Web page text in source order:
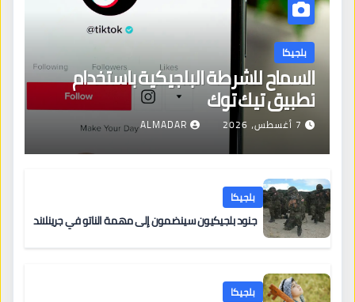
بلجيكا
السماح للشرطة البلجيكية باستخدام
تطبيق تيك توك
7 أغسطس، 2026 ALMADAR
بلجيكا
جنود بلجيكيون سينضمون إلى مهمة الناتو في جرينلاند
بلجيكا